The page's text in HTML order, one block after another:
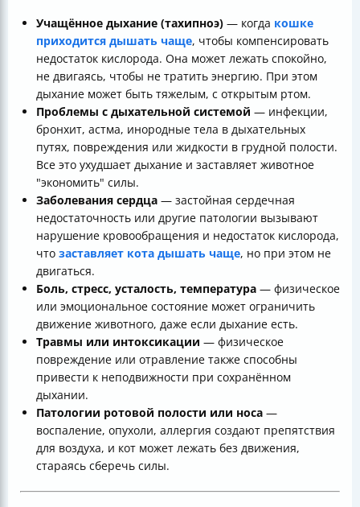
Учащённое дыхание (тахипноэ) — когда кошке
приходится дышать чаще, чтобы компенсировать
недостаток кислорода. Она может лежать спокойно,
не двигаясь, чтобы не тратить энергию. При этом
дыхание может быть тяжелым, с открытым ртом.
Проблемы с дыхательной системой — инфекции,
бронхит, астма, инородные тела в дыхательных
путях, повреждения или жидкости в грудной полости.
Все это ухудшает дыхание и заставляет животное
"экономить" силы.
Заболевания сердца — застойная сердечная
недостаточность или другие патологии вызывают
нарушение кровообращения и недостаток кислорода,
что заставляет кота дышать чаще, но при этом не
двигаться.
Боль, стресс, усталость, температура — физическое
или эмоциональное состояние может ограничить
движение животного, даже если дыхание есть.
Травмы или интоксикации — физическое
повреждение или отравление также способны
привести к неподвижности при сохранённом
дыхании.
Патологии ротовой полости или носа —
воспаление, опухоли, аллергия создают препятствия
для воздуха, и кот может лежать без движения,
стараясь сберечь силы.